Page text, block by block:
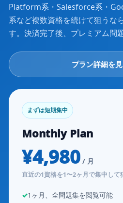
Platform系・Salesforce系・
系など複数資格を続けて狙うな
す。決済完了後、プレミアム問
プラン詳細を
まずは短期集中
Monthly Plan
¥4,980 / 月
直近の1資格を1〜2ヶ月で集中して
1ヶ月、全問題集を閲覧可能